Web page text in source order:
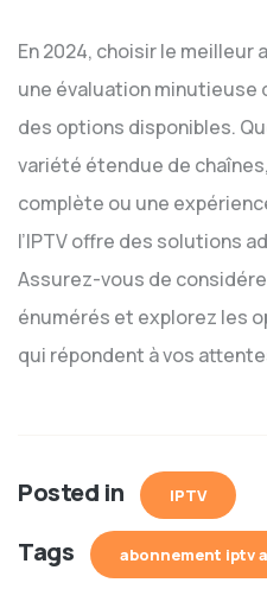
En 2024, choisir le meilleur
une évaluation minutieuse
des options disponibles.
variété étendue de
complète ou une
l’IPTV offre des solutions
Assurez-vous de
énumérés et explorez les
qui répondent à vos
Posted in IPTV
Tags abonnement iptv